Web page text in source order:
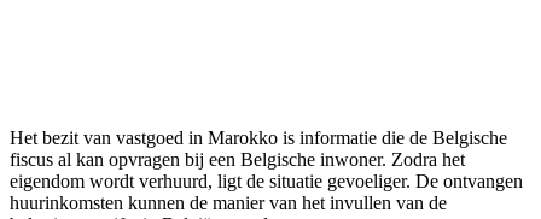
Het bezit van vastgoed in Marokko is informatie die de Belgische
fiscus al kan opvragen bij een Belgische inwoner. Zodra het
eigendom wordt verhuurd, ligt de situatie gevoeliger. De ontvangen
huurinkomsten kunnen de manier van het invullen van de